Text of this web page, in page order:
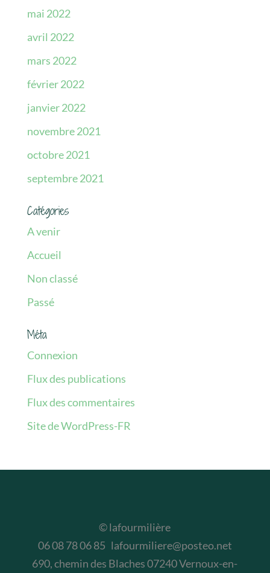
mai 2022
avril 2022
mars 2022
février 2022
janvier 2022
novembre 2021
octobre 2021
septembre 2021
Catégories
A venir
Accueil
Non classé
Passé
Méta
Connexion
Flux des publications
Flux des commentaires
Site de WordPress-FR
© lafourmilière
06 08 78 06 85 lafourmiliere@posteo.net
690, chemin des Blaches 07240 Vernoux-en-